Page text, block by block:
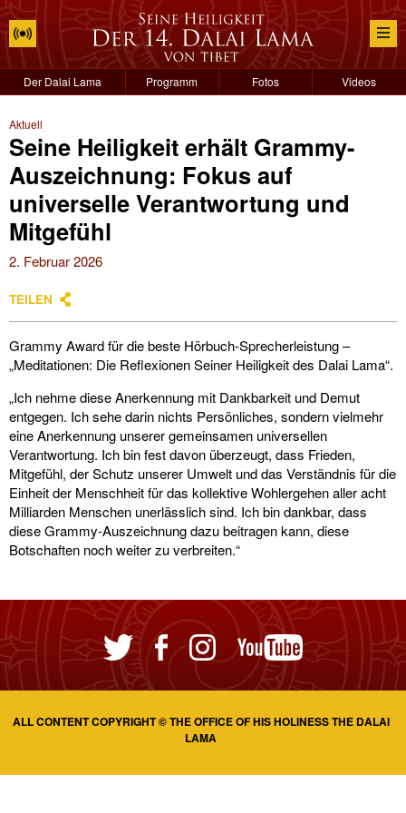
Der Dalai Lama Programm Fotos Videos
Aktuell
Seine Heiligkeit erhält Grammy-
Auszeichnung: Fokus auf
universelle Verantwortung und
Mitgefühl
2. Februar 2026
TEILEN
Grammy Award für die beste Hörbuch-Sprecherleistung –
„Meditationen: Die Reflexionen Seiner Heiligkeit des Dalai Lama“.
„Ich nehme diese Anerkennung mit Dankbarkeit und Demut
entgegen. Ich sehe darin nichts Persönliches, sondern vielmehr
eine Anerkennung unserer gemeinsamen universellen
Verantwortung. Ich bin fest davon überzeugt, dass Frieden,
Mitgefühl, der Schutz unserer Umwelt und das Verständnis für die
Einheit der Menschheit für das kollektive Wohlergehen aller acht
Milliarden Menschen unerlässlich sind. Ich bin dankbar, dass
diese Grammy-Auszeichnung dazu beitragen kann, diese
Botschaften noch weiter zu verbreiten.“
ALL CONTENT COPYRIGHT © THE OFFICE OF HIS HOLINESS THE DALAI
LAMA